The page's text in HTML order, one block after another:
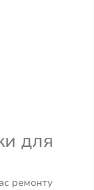
для
ремонту